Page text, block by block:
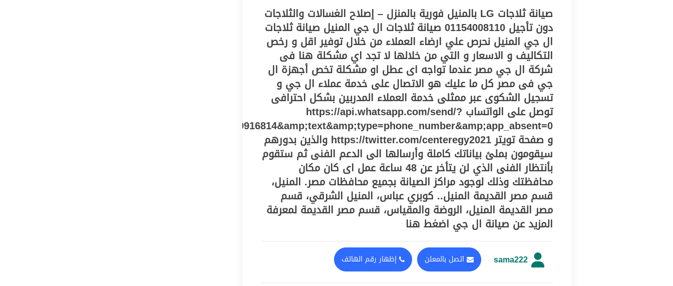
صيانة ثلاجات LG بالمنيل فورية بالمنزل – إصلاح الغسالات والثلاجات
دون تأجيل 01154008110 صيانة ثلاجات ال جي المنيل صيانة ثلاجات
ال جي المنيل نحرص علي ارضاء العملاء من خلال توفير اقل و رخص
التكاليف و الاسعار و التي من خلالها لا تجد اي مشكلة هنا فى
شركة ال جي مصر عندما تواجه اى عطل او مشكلة تخص أجهزة ال
جي فى مصر كل ما عليك هو الاتصال على خدمة عملاء ال جي و
تسجيل الشكوى عبر ممثلى خدمة العملاء المدربين بشكل احترافى
توصل على الواتساب https://api.whatsapp.com/send/?
phone=%2B201010916814&amp;text&amp;type=phone_number&amp;app_absent=0
و صفحة تويتر https://twitter.com/centeregy2021 والذين بدورهم
سيقومون بملئ بياناتك كاملة وأرسالها الى الدعم الفنى ثم ستقوم
بأنتظار الفنى الذي لن يتأخر عن 48 ساعة عمل اى كان مكان
محافظتك وذلك لوجود مراكز الصيانة بجميع محافظات مصر. المنيل‎،
قسم مصر القديمة المنيل.. كوبري عباس، المنيل الشرقي، قسم
مصر القديمة المنيل، الروضة والمقياس، قسم مصر القديمة لمعرفة
المزيد عن صيانة ال جي اضغط هنا
sama222 اتصل بالمعلن إظهار رقم الهاتف